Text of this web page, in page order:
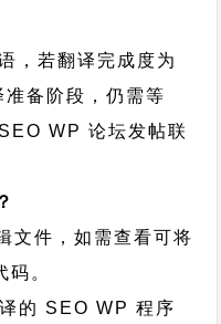
，若翻译完成度为
准备阶段，仍需等
WP 论坛发帖联
件，如需查看可将
。
的 SEO WP 程序